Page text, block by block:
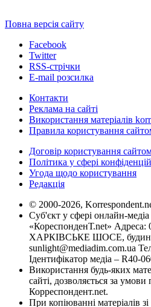
Повна версія сайту
Facebook
Twitter
RSS-стрічки
E-mail розсилка
Контакти
Реклама на сайті
Використання матеріалів
Правила користування
Договір користування
Політика у сфері
Угода щодо користування
Редакція
© 2000-2026,
Суб'єкт у сфері онлайн-
«КореспонденТ.net» Адреса:
ХАРКІВСЬКЕ ШОСЕ,
sunlight@mediadim.com.ua
Ідентифікатор медіа – R40-
Використання будь-яких
сайті, дозволяється за
Корреспондент.net.
При копіюванні матеріалів